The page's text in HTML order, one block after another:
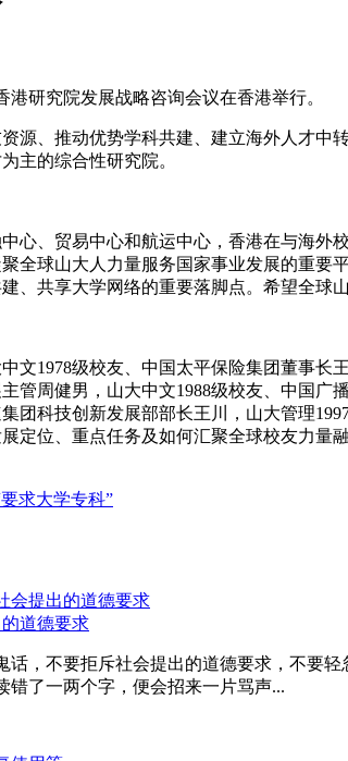
研究院发展战略咨询会议在香港举行。
源、推动优势学科共建、建立海外人才
主的综合性研究院。
心、贸易中心和航运中心，香港在与海
全球山大人力量服务国家事业发展的重
、共享大学网络的重要落脚点。希望全球
文1978级校友、中国太平保险集团董事
管周健男，山大中文1988级校友、中国
团科技创新发展部部长王川，山大管理
定位、重点任务及如何汇聚全球校友力量
求大学专科”
道德要求
，不要拒斥社会提出的道德要求，不要
了一两个字，便会招来一片骂声...